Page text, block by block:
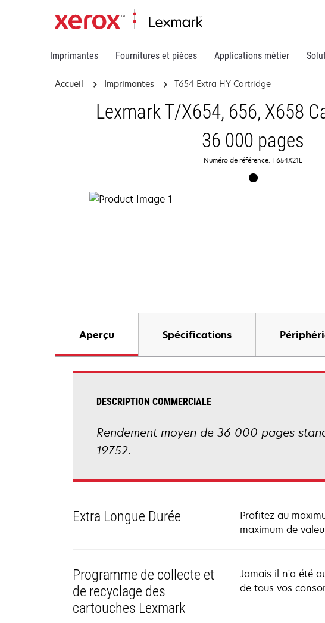
Imprimantes Fournitures et pièces Applications métier
Accueil Imprimantes T654 Extra HY Cartridge
Lexmark T/X654, 656, X658
36 000 pages
Numéro de référence: T654X21E
Aperçu Spécifications
DESCRIPTION COMMERCIALE
Rendement moyen de 36 000 pages
19752.
Extra Longue Durée
Profitez au
maximum de
Programme de collecte et
de recyclage des
cartouches Lexmark
Jamais il n'a été
de tous vos